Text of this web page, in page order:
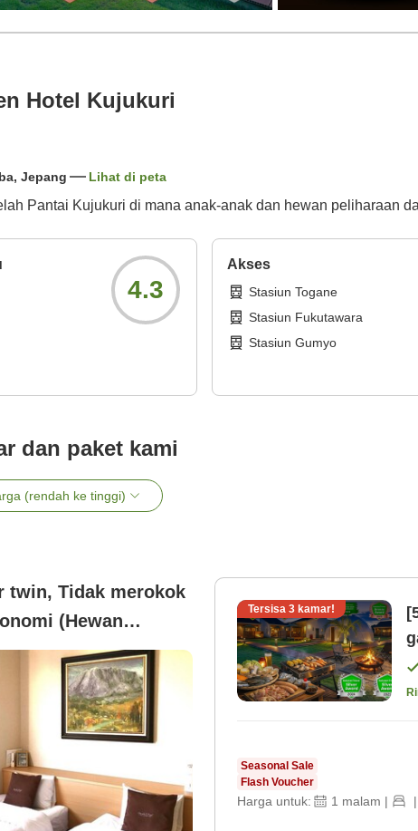
Hotel Kujukuri
Jepang Lihat di peta
Pantai Kujukuri di mana anak-anak dan hewan peliharaan
4.3
Akses
Stasiun Togane
Stasiun Fukutawara
Stasiun Gumyo
dan paket kami
(rendah ke tinggi)
twin, Tidak merokok
(Hewan
diperbolehkan))
Tersisa 3 kamar!
Seasonal Sale
Flash Voucher
Harga untuk: 1 malam | |